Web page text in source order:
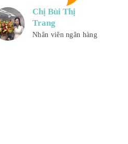
Chị Bùi Thị
Trang
Nhân viên ngân hàng